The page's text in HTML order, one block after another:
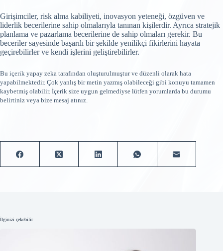
Girişimciler, risk alma kabiliyeti, inovasyon yeteneği, özgüven ve
liderlik becerilerine sahip olmalarıyla tanınan kişilerdir. Ayrıca stratejik
planlama ve pazarlama becerilerine de sahip olmaları gerekir. Bu
beceriler sayesinde başarılı bir şekilde yenilikçi fikirlerini hayata
geçirebilirler ve kendi işlerini geliştirebilirler.
Bu içerik yapay zeka tarafından oluşturulmuştur ve düzenli olarak hata
yapabilmektedir. Çok yanlış bir metin yazmış olabileceği gibi konuyu tamamen
kaybetmiş olabilir. İçerik size uygun gelmediyse lütfen yorumlarda bu durumu
belirtiniz veya bize mesaj atınız.
İlginizi çekebilir